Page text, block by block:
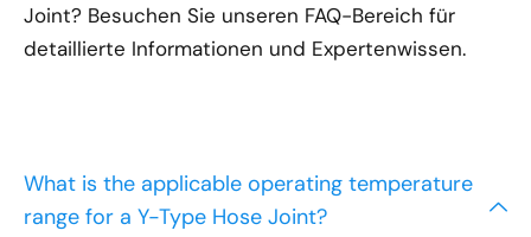
Joint? Besuchen Sie unseren FAQ-Bereich für
detaillierte Informationen und Expertenwissen.
What is the applicable operating temperature
range for a Y-Type Hose Joint?